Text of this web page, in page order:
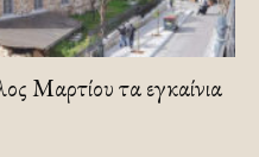
Μαρτίου τα εγκαίνια